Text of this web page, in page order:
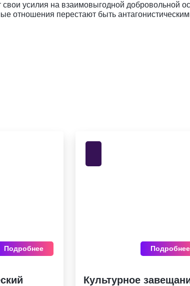
усилия на взаимовыгодной добровольной
отношения перестают быть
Подробнее Подробнее
Культурное